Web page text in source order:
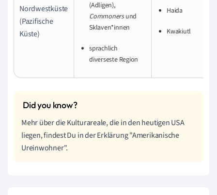
Nordwestküste
(Pazifische
Küste)
(Adligen),
Commonersund
Sklaven*innen
sprachlich
diverseste Region
Haida
Kwakiutl
Mehr über die Kulturareale, die in den heutigen USA
liegen, findest Du in der Erklärung "Amerikanische
Ureinwohner".